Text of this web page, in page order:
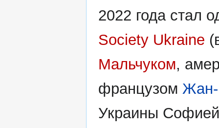
2022 года стал
Society Ukraine
Мальчуком,
французом Жан-
Украины